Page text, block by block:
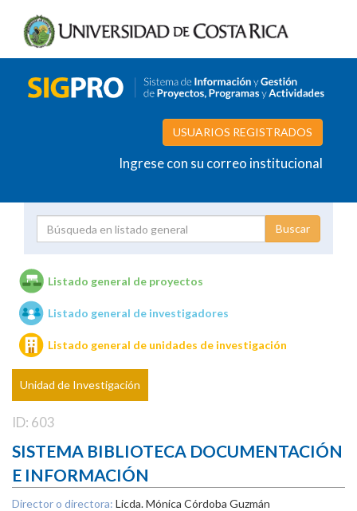
USUARIOS REGISTRADOS
Ingrese con su correo institucional
Unidades de investigación
Listado general de proyectos
Listado general de investigadores
Listado general de unidades de investigación
Unidad de Investigación
ID: 603
SISTEMA BIBLIOTECA DOCUMENTACIÓN
E INFORMACIÓN
Director o directora: Licda. Mónica Córdoba Guzmán